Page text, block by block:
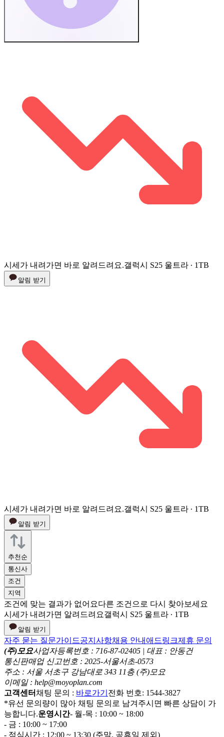
시세가 내려가면 바로 알려드려요.갤럭시 S25 울트라 ∙ 1TB
알림 받기
시세가 내려가면 바로 알려드려요.갤럭시 S25 울트라 ∙ 1TB
알림 받기
추천순
통신사
조건
지역
조건에 맞는 결과가 없어요다른 조건으로 다시 찾아보세요
시세가 내려가면 알려드려요갤럭시 S25 울트라 ∙ 1TB
알림 받기
자주 묻는 질문가이드공지사항채용 안내 애드링크제휴 문의
(주)모요사업자등록번호 : 716-87-02405 | 대표 : 안동건
통신판매업 신고번호 : 2025-서울서초-0573
주소 : 서울 서초구 강남대로 343 11층 (주)모요
이메일 : help@moyoplan.com
고객센터 채팅 문의 : 바로가기 전화 번호: 1544-3827
*유선 문의량이 많아 채팅 문의로 남겨주시면 빠른 상담이 가
능합니다.운영시간- 월-목 : 10:00 ~ 18:00
- 금 : 10:00 ~ 17:00
- 점심시간 : 12:00 ~ 13:30 (주말, 공휴일 제외)